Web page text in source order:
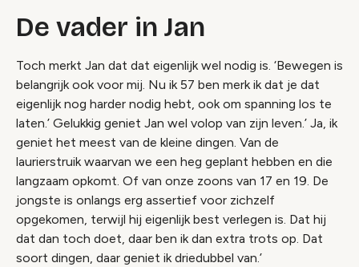
De vader in Jan
Toch merkt Jan dat dat eigenlijk wel nodig is. ‘Bewegen is
belangrijk ook voor mij. Nu ik 57 ben merk ik dat je dat
eigenlijk nog harder nodig hebt, ook om spanning los te
laten.’ Gelukkig geniet Jan wel volop van zijn leven.’ Ja, ik
geniet het meest van de kleine dingen. Van de
laurierstruik waarvan we een heg geplant hebben en die
langzaam opkomt. Of van onze zoons van 17 en 19. De
jongste is onlangs erg assertief voor zichzelf
opgekomen, terwijl hij eigenlijk best verlegen is. Dat hij
dat dan toch doet, daar ben ik dan extra trots op. Dat
soort dingen, daar geniet ik driedubbel van.’